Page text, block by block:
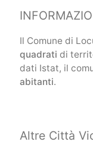
Il Comune di
quadrati di
dati Istat, il
abitanti.
Altre Città